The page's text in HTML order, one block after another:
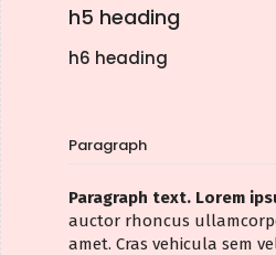
h5 heading
h6 heading
Paragraph
Paragraph text. Lorem
auctor rhoncus
amet. Cras vehicula sem